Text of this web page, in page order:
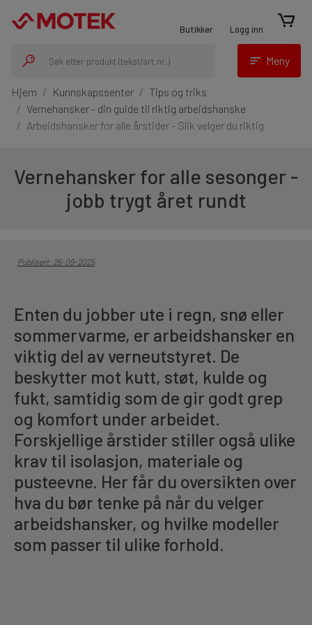
Prosjekter
Hvis du er knyttet til mer enn de tre prosjektene du
Butikker Logg inn
Meny
Logg inn eller registrer deg
Våre produkter
Festemidler
Kjemi, vindsperre og branntetting
Installasjon
Annet
Tjenester
Hjem Kunnskapssenter
Tips og triks
Vernehansker - din guide til riktig arbeidshanske
Arbeidshansker for alle årstider - Slik velger du riktig
Vernehansker for alle sesonger -
jobb trygt året rundt
Publisert: 26-09-2025
Enten du jobber ute i regn, snø eller
sommervarme, er arbeidshansker en
viktig del av verneutstyret. De
beskytter mot kutt, støt, kulde og
fukt, samtidig som de gir godt grep
og komfort under arbeidet.
Forskjellige årstider stiller også ulike
krav til isolasjon, materiale og
pusteevne. Her får du oversikten over
hva du bør tenke på når du velger
arbeidshansker, og hvilke modeller
som passer til ulike forhold.